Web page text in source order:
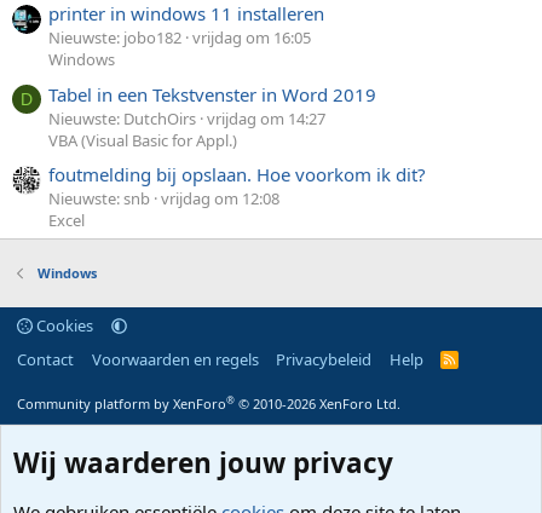
printer in windows 11 installeren
Nieuwste: jobo182 vrijdag om 16:05
Windows
D Tabel in een Tekstvenster in Word 2019
Nieuwste: DutchOirs vrijdag om 14:27
VBA (Visual Basic for Appl.)
foutmelding bij opslaan. Hoe voorkom ik dit?
Nieuwste: snb vrijdag om 12:08
Excel
Windows
Cookies
Contact
Voorwaarden en regels Privacybeleid Help
R
Community platform by XenForo® © 2010-2026 XenForo Ltd.
Wij waarderen jouw privacy